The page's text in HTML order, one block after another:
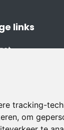
tracking-
om
links
website